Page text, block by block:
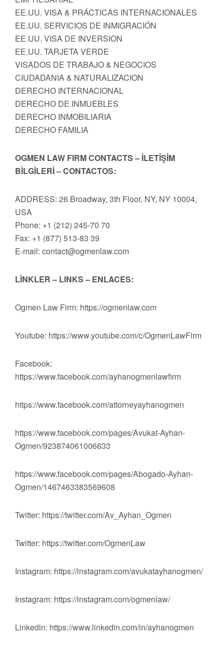
EE.UU. VISA & PRÁCTICAS INTERNACIONALES
EE.UU. SERVICIOS DE INMIGRACIÓN
EE.UU. VISA DE INVERSION
EE.UU. TARJETA VERDE
VISADOS DE TRABAJO & NEGOCIOS
CIUDADANIA & NATURALIZACION
DERECHO INTERNACIONAL
DERECHO DE INMUEBLES
DERECHO INMOBILIARIA
DERECHO FAMILIA
OGMEN LAW FIRM CONTACTS – İLETİŞİM
BİLGİLERİ – CONTACTOS:
ADDRESS: 26 Broadway, 3th Floor, NY, NY 10004,
USA
Phone: +1 (212) 245-70 70
Fax: +1 (877) 513-83 39
E-mail: contact@ogmenlaw.com
LİNKLER – LINKS – ENLACES:
Ogmen Law Firm: https://ogmenlaw.com
Youtube: https://www.youtube.com/c/OgmenLawFirm
Facebook:
https://www.facebook.com/ayhanogmenlawfirm
https://www.facebook.com/attorneyayhanogmen
https://www.facebook.com/pages/Avukat-Ayhan-
Ogmen/923874061006633
https://www.facebook.com/pages/Abogado-Ayhan-
Ogmen/1467463383569608
Twitter: https://twitter.com/Av_Ayhan_Ogmen
Twitter: https://twitter.com/OgmenLaw
Instagram: https://instagram.com/avukatayhanogmen/
Instagram: https://instagram.com/ogmenlaw/
Linkedin: https://www.linkedin.com/in/ayhanogmen